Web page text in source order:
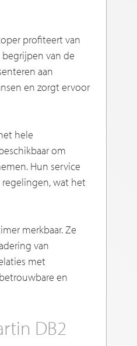
profiteert van
van de
aan
en zorgt ervoor
hele
om
Hun service
wat het
merkbaar. Ze
van
met
en
DB2